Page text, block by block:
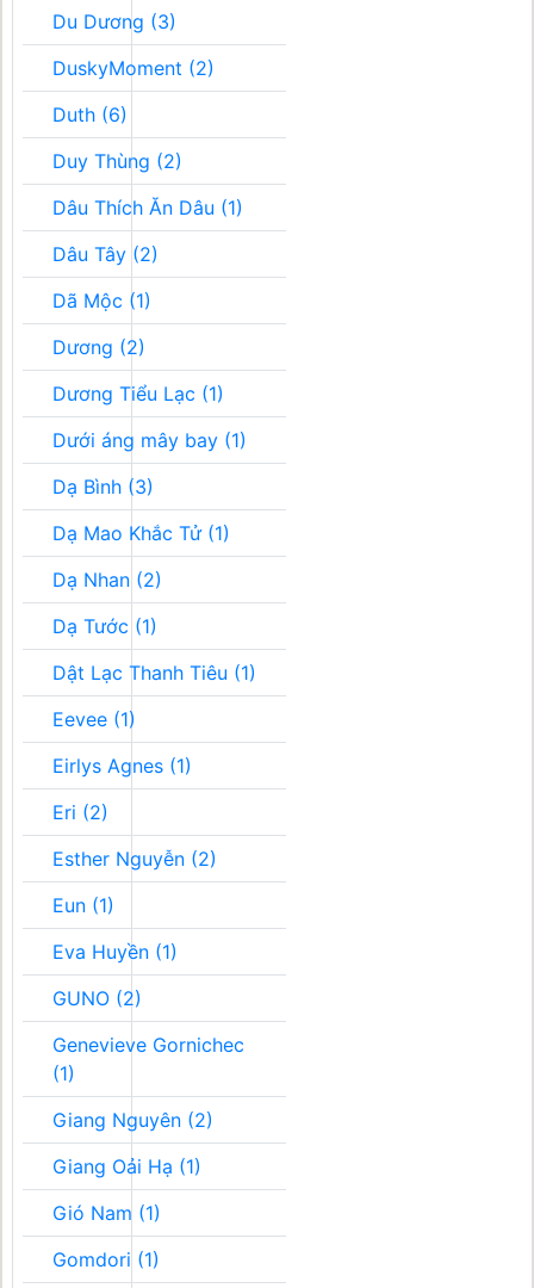
Du Dương (3)
DuskyMoment (2)
Duth (6)
Duy Thùng (2)
Dâu Thích Ăn Dâu (1)
Dâu Tây (2)
Dã Mộc (1)
Dương (2)
Dương Tiểu Lạc (1)
Dưới áng mây bay (1)
Dạ Bình (3)
Dạ Mao Khắc Tử (1)
Dạ Nhan (2)
Dạ Tước (1)
Dật Lạc Thanh Tiêu (1)
Eevee (1)
Eirlys Agnes (1)
Eri (2)
Esther Nguyễn (2)
Eun (1)
Eva Huyền (1)
GUNO (2)
Genevieve Gornichec
(1)
Giang Nguyên (2)
Giang Oải Hạ (1)
Gió Nam (1)
Gomdori (1)